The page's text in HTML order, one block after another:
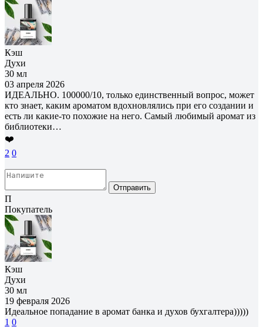
Кэш
Духи
30 мл
03 апреля 2026
ИДЕАЛЬНО. 100000/10, только единственный вопрос, может
кто знает, каким ароматом вдохновлялись при его создании и
есть ли какие-то похожие на него. Самый любимый аромат из
библиотеки…
❤️
2 0
Отправить
П
Покупатель
Кэш
Духи
30 мл
19 февраля 2026
Идеальное попадание в аромат банка и духов бухгалтера)))))
1 0